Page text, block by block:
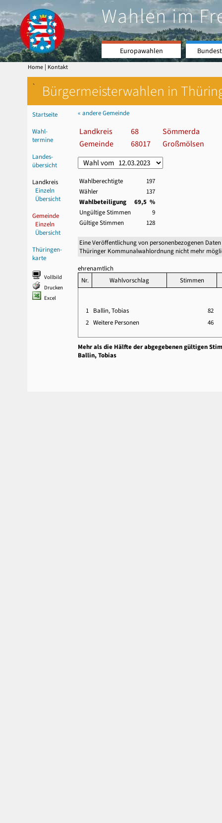
Wahlen im
Europawahlen
Home | Kontakt
` Bürgermeisterwahlen in
Startseite
Wahl-
termine
Landes-
übersicht
Landkreis
Einzeln
Übersicht
Gemeinde
Einzeln
Übersicht
Thüringen-
karte
Vollbild
Drucken
Excel
« andere Gemeinde
Landkreis 68
Sömmerda
Gemeinde
68017 Großmölsen
Wahlberechtigte
197
Wähler
137
Wahlbeteiligung
69,5 %
Ungültige Stimmen
9
Gültige Stimmen
128
Eine Veröffentlichung von personenbezogenen
Thüringer Kommunalwahlordnung nicht mehr
ehrenamtlich
Nr.
Wahlvorschlag Stimmen
1 Ballin, Tobias
82
2 Weitere Personen 46
Mehr als die Hälfte der abgegebenen gültigen
Ballin, Tobias